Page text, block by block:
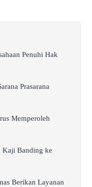
Penuhi Hak
Prasarana
Memperoleh
Banding ke
Berikan Layanan